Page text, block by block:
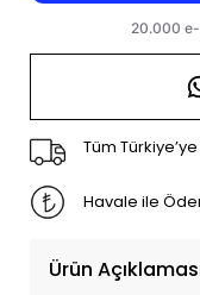
Tüm
Havale ile
Ürün